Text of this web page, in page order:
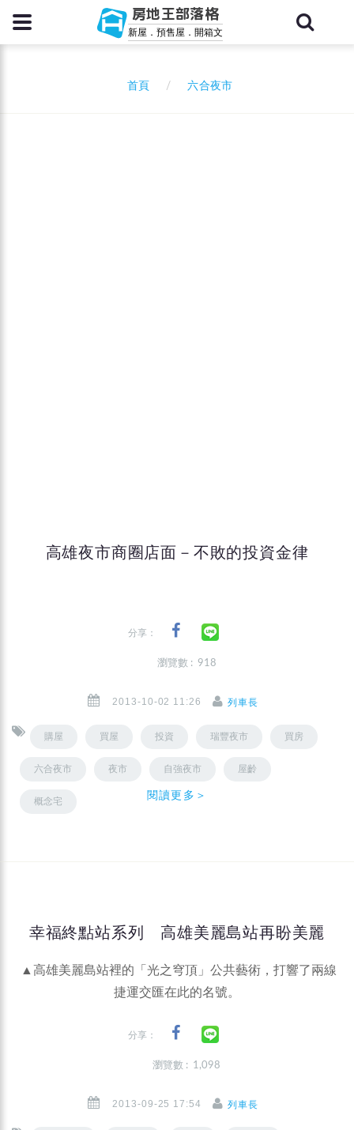
房地王部落格
新屋．預售屋．開箱文
首頁 六合夜市
高雄夜市商圈店面－不敗的投資金律
分享：
瀏覽數 : 918
2013-10-02 11:26 列車長
購屋 買屋 投資 瑞豐夜市 買房
六合夜市 夜市 自強夜市 屋齡
概念宅 閱讀更多＞
幸福終點站系列 高雄美麗島站再盼美麗
▲高雄美麗島站裡的「光之穹頂」公共藝術，打響了兩線
捷運交匯在此的名號。
分享：
瀏覽數 : 1,098
2013-09-25 17:54 列車長